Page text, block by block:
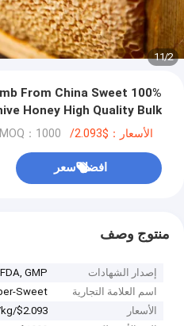
2
/
11
From China Sweet
Honey High Quality Bulk
Sale With Whole Frame 2kg
الأسعار：$2.093/kg-$3.18/kg MOQ：1000 كجم
افضل سعر
منتوج وصف
إصدار الشهادات
GMP
اسم العلامة التجارية
Sweet
الأسعار
$2.093/kg-$3.18/kg